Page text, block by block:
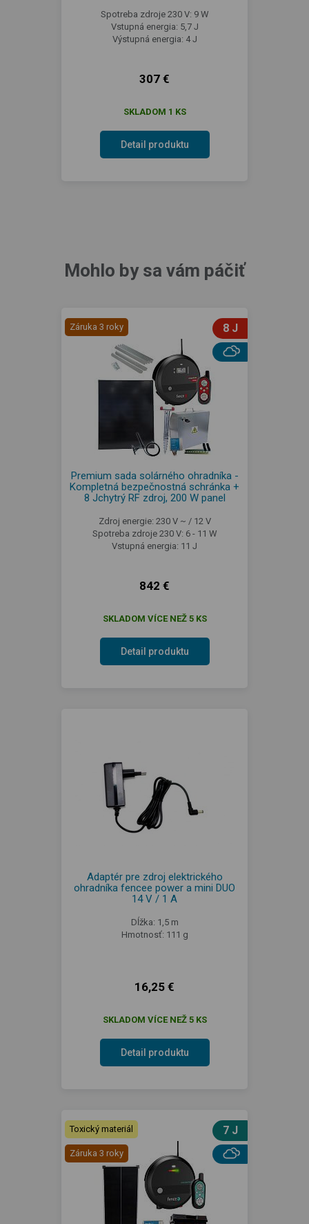
Spotreba zdroje 230 V: 9 W
Vstupná energia: 5,7 J
Výstupná energia: 4 J
307 €
SKLADOM 1 KS
Detail produktu
Mohlo by sa vám páčiť
Záruka 3 roky 8 J
Premium sada solárného ohradníka -
Kompletná bezpečnostná schránka +
8 Jchytrý RF zdroj, 200 W panel
Zdroj energie: 230 V ~ / 12 V
Spotreba zdroje 230 V: 6 - 11 W
Vstupná energia: 11 J
842 €
SKLADOM VÍCE NEŽ 5 KS
Detail produktu
Adaptér pre zdroj elektrického
ohradníka fencee power a mini DUO
14 V / 1 A
Dĺžka: 1,5 m
Hmotnosť: 111 g
16,25 €
SKLADOM VÍCE NEŽ 5 KS
Detail produktu
Toxický materiál
Záruka 3 roky
7 J